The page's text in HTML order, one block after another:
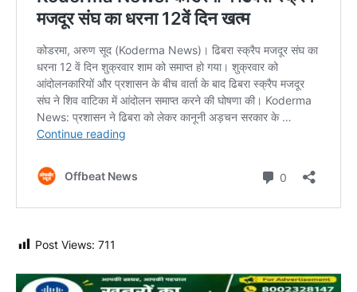
Post Views: 711